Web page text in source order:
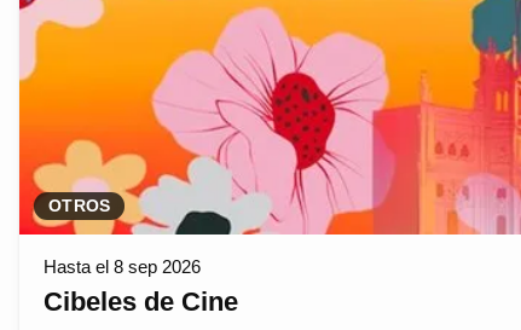
OTROS
Hasta el 8 sep 2026
Cibeles de Cine